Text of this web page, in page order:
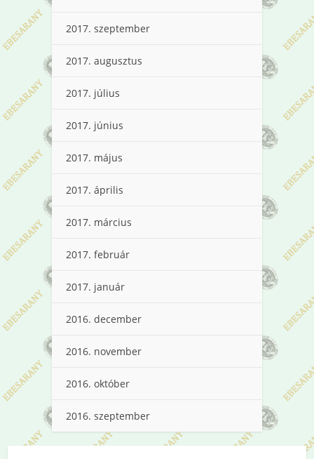
2017. szeptember
2017. augusztus
2017. július
2017. június
2017. május
2017. április
2017. március
2017. február
2017. január
2016. december
2016. november
2016. október
2016. szeptember